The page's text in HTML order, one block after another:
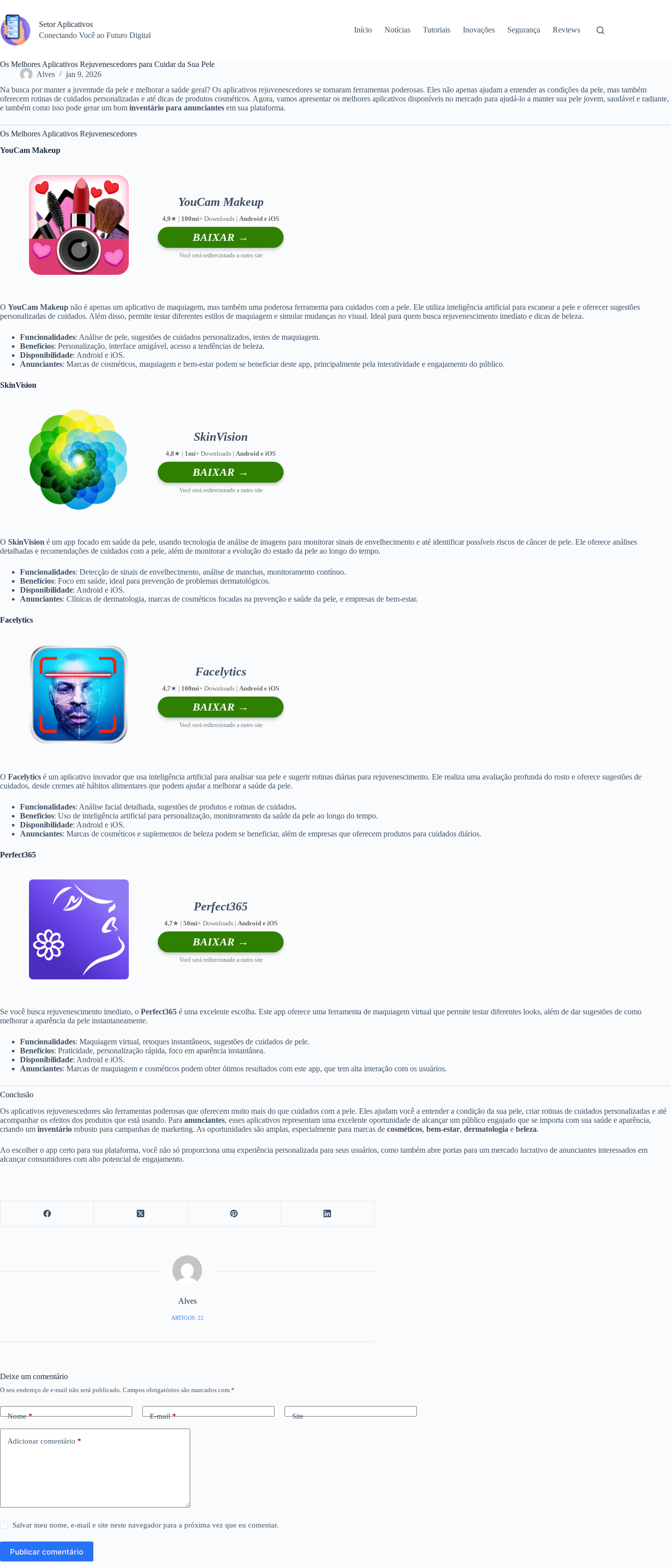
para
o
conteúdo
Setor Aplicativos
Conectando Você ao Futuro Digital
Início Notícias Tutoriais Inovações Segurança Reviews
Os Melhores Aplicativos Rejuvenescedores para Cuidar da Sua Pele
Alves
jan 9, 2026
Na busca por manter a juventude da pele e melhorar a saúde geral? Os aplicativos rejuvenescedores se tornaram ferramentas poderosas. Eles não apenas ajudam a entender as condições da pele, mas também
oferecem rotinas de cuidados personalizadas e até dicas de produtos cosméticos. Agora, vamos apresentar os melhores aplicativos disponíveis no mercado para ajudá-lo a manter sua pele jovem, saudável e radiante,
e também como isso pode gerar um bom inventário para anunciantes em sua plataforma.
Os Melhores Aplicativos Rejuvenescedores
YouCam Makeup
YouCam Makeup
4,9★ | 100mi+ Downloads | Android e iOS
BAIXAR →
Você será redirecionado a outro site
O YouCam Makeup não é apenas um aplicativo de maquiagem, mas também uma poderosa ferramenta para cuidados com a pele. Ele utiliza inteligência artificial para escanear a pele e oferecer sugestões
personalizadas de cuidados. Além disso, permite testar diferentes estilos de maquiagem e simular mudanças no visual. Ideal para quem busca rejuvenescimento imediato e dicas de beleza.
Funcionalidades: Análise de pele, sugestões de cuidados personalizados, testes de maquiagem.
Benefícios: Personalização, interface amigável, acesso a tendências de beleza.
Disponibilidade: Android e iOS.
Anunciantes: Marcas de cosméticos, maquiagem e bem-estar podem se beneficiar deste app, principalmente pela interatividade e engajamento do público.
SkinVision
SkinVision
4,8★ | 1mi+ Downloads | Android e iOS
BAIXAR →
Você será redirecionado a outro site
O SkinVision é um app focado em saúde da pele, usando tecnologia de análise de imagens para monitorar sinais de envelhecimento e até identificar possíveis riscos de câncer de pele. Ele oferece análises
detalhadas e recomendações de cuidados com a pele, além de monitorar a evolução do estado da pele ao longo do tempo.
Funcionalidades: Detecção de sinais de envelhecimento, análise de manchas, monitoramento contínuo.
Benefícios: Foco em saúde, ideal para prevenção de problemas dermatológicos.
Disponibilidade: Android e iOS.
Anunciantes: Clínicas de dermatologia, marcas de cosméticos focadas na prevenção e saúde da pele, e empresas de bem-estar.
Facelytics
Facelytics
4,7★ | 100mi+ Downloads | Android e iOS
BAIXAR →
Você será redirecionado a outro site
O Facelytics é um aplicativo inovador que usa inteligência artificial para analisar sua pele e sugerir rotinas diárias para rejuvenescimento. Ele realiza uma avaliação profunda do rosto e oferece sugestões de
cuidados, desde cremes até hábitos alimentares que podem ajudar a melhorar a saúde da pele.
Funcionalidades: Análise facial detalhada, sugestões de produtos e rotinas de cuidados.
Benefícios: Uso de inteligência artificial para personalização, monitoramento da saúde da pele ao longo do tempo.
Disponibilidade: Android e iOS.
Anunciantes: Marcas de cosméticos e suplementos de beleza podem se beneficiar, além de empresas que oferecem produtos para cuidados diários.
Perfect365
Perfect365
4,7★ | 50mi+ Downloads | Android e iOS
BAIXAR →
Você será redirecionado a outro site
Se você busca rejuvenescimento imediato, o Perfect365 é uma excelente escolha. Este app oferece uma ferramenta de maquiagem virtual que permite testar diferentes looks, além de dar sugestões de como
melhorar a aparência da pele instantaneamente.
Funcionalidades: Maquiagem virtual, retoques instantâneos, sugestões de cuidados de pele.
Benefícios: Praticidade, personalização rápida, foco em aparência instantânea.
Disponibilidade: Android e iOS.
Anunciantes: Marcas de maquiagem e cosméticos podem obter ótimos resultados com este app, que tem alta interação com os usuários.
Conclusão
Os aplicativos rejuvenescedores são ferramentas poderosas que oferecem muito mais do que cuidados com a pele. Eles ajudam você a entender a condição da sua pele, criar rotinas de cuidados personalizadas e até
acompanhar os efeitos dos produtos que está usando. Para anunciantes, esses aplicativos representam uma excelente oportunidade de alcançar um público engajado que se importa com sua saúde e aparência,
criando um inventário robusto para campanhas de marketing. As oportunidades são amplas, especialmente para marcas de cosméticos, bem-estar, dermatologia e beleza.
Ao escolher o app certo para sua plataforma, você não só proporciona uma experiência personalizada para seus usuários, como também abre portas para um mercado lucrativo de anunciantes interessados em
alcançar consumidores com alto potencial de engajamento.
Alves
ARTIGOS: 22
Deixe um comentário
O seu endereço de e-mail não será publicado. Campos obrigatórios são marcados com *
Nome* E-mail* Site
Adicionar comentário *
Salvar meu nome, e-mail e site neste navegador para a próxima vez que eu comentar.
Publicar comentário